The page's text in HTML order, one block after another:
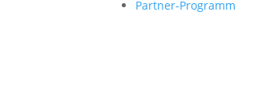
Partner-Programm